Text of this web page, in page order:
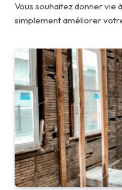
Vous souhaitez donner vie
simplement améliorer